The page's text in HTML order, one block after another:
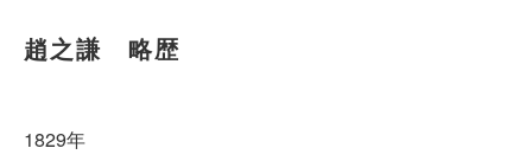
趙之謙 略歴
1829年